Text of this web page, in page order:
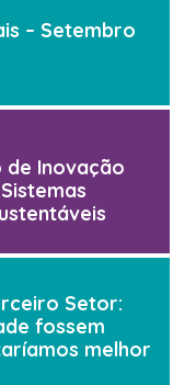
– Setembro
de Inovação
Setor:
fossem
melhor